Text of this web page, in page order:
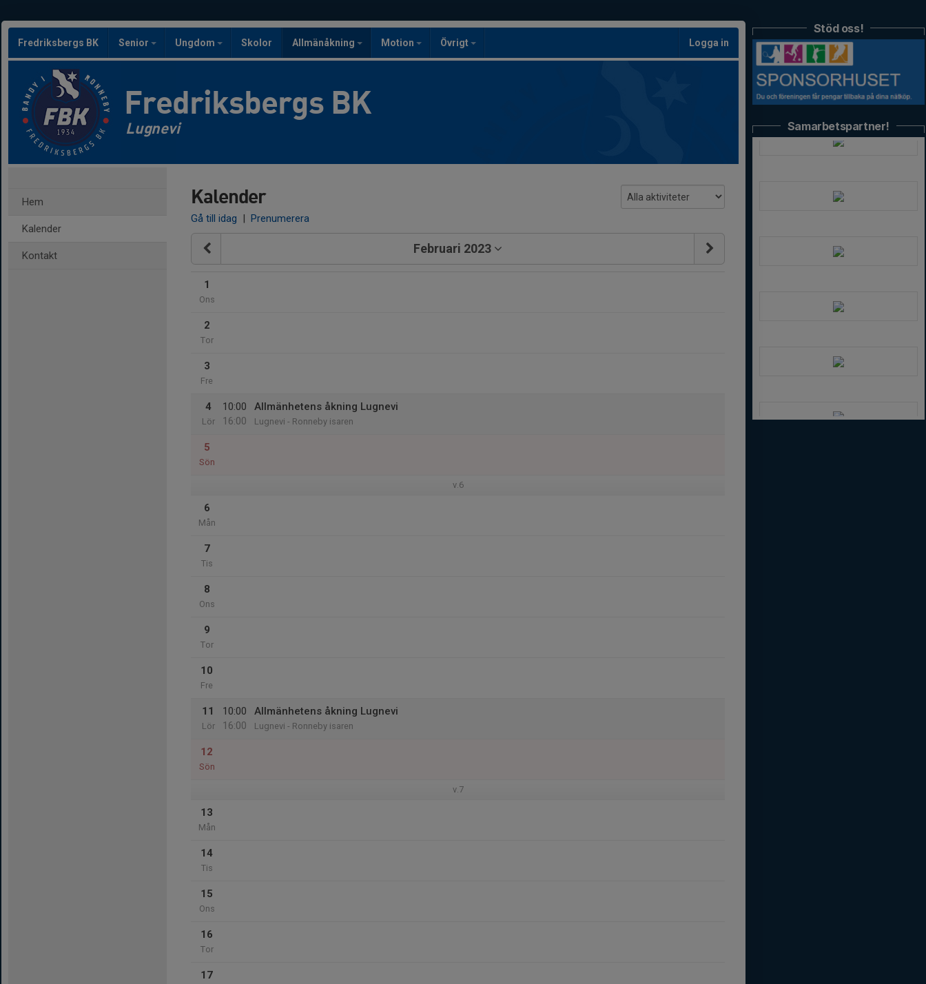
Fredriksbergs BK Senior Ungdom Skolor Allmänåkning Motion Övrigt Logga in
Fredriksbergs BK
Lugnevi
Hem
Kalender
Kontakt
Kalender
Gå till idag | Prenumerera
Februari 2023
1
Ons
2
Tor
3
Fre
4
Lör
10:00
16:00
Allmänhetens åkning Lugnevi
Lugnevi - Ronneby isaren
5
Sön
v.6
6
Mån
7
Tis
8
Ons
9
Tor
10
Fre
11
Lör
10:00
16:00
Allmänhetens åkning Lugnevi
Lugnevi - Ronneby isaren
12
Sön
v.7
13
Mån
14
Tis
15
Ons
16
Tor
17
Stöd oss!
Samarbetspartner!